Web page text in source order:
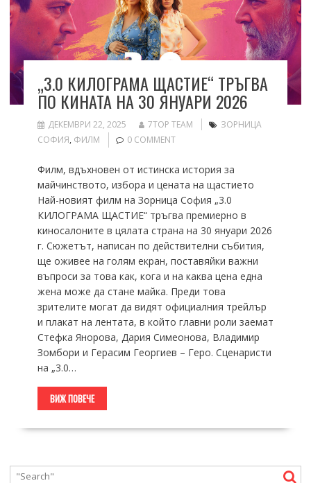
„3.0 КИЛОГРАМА ЩАСТИЕ“ ТРЪГВА
ПО КИНАТА НА 30 ЯНУАРИ 2026
ДЕКЕМВРИ 22, 2025 7TOP TEAM
ЗОРНИЦА
СОФИЯ, ФИЛМ 0 COMMENT
Филм, вдъхновен от истинска история за
майчинството, избора и цената на щастието
Най-новият филм на Зорница София „3.0
КИЛОГРАМА ЩАСТИЕ“ тръгва премиерно в
киносалоните в цялата страна на 30 януари 2026
г. Сюжетът, написан по действителни събития,
ще оживее на голям екран, поставяйки важни
въпроси за това как, кога и на каква цена една
жена може да стане майка. Преди това
зрителите могат да видят официалния трейлър
и плакат на лентата, в който главни роли заемат
Стефка Янорова, Дария Симеонова, Владимир
Зомбори и Герасим Георгиев – Геро. Сценаристи
на „3.0…
ВИЖ ПОВЕЧЕ